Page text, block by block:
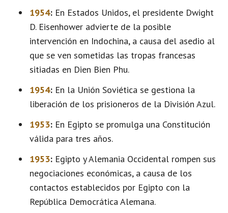
1954: En Estados Unidos, el presidente Dwight
D. Eisenhower advierte de la posible
intervención en Indochina, a causa del asedio al
que se ven sometidas las tropas francesas
sitiadas en Dien Bien Phu.
1954: En la Unión Soviética se gestiona la
liberación de los prisioneros de la División Azul.
1953: En Egipto se promulga una Constitución
válida para tres años.
1953: Egipto y Alemania Occidental rompen sus
negociaciones económicas, a causa de los
contactos establecidos por Egipto con la
República Democrática Alemana.